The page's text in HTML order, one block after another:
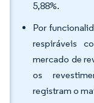
5,88%.
Por
respiráveis
mercado de
os
registram o